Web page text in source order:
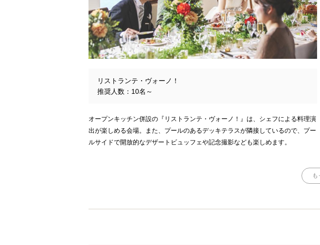
リストランテ・ヴォーノ！
推奨人数：10名～
オープンキッチン併設の『リストランテ・ヴォーノ！』は、シェフによる料理演
出が楽しめる会場。また、プールのあるデッキテラスが隣接しているので、プー
ルサイドで開放的なデザートビュッフェや記念撮影なども楽しめます。
も